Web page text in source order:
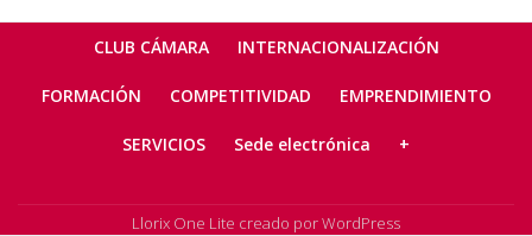
Menú
secundario
CLUB CÁMARA INTERNACIONALIZACIÓN
FORMACIÓN COMPETITIVIDAD EMPRENDIMIENTO
SERVICIOS Sede electrónica +
Llorix One Lite creado porWordPress